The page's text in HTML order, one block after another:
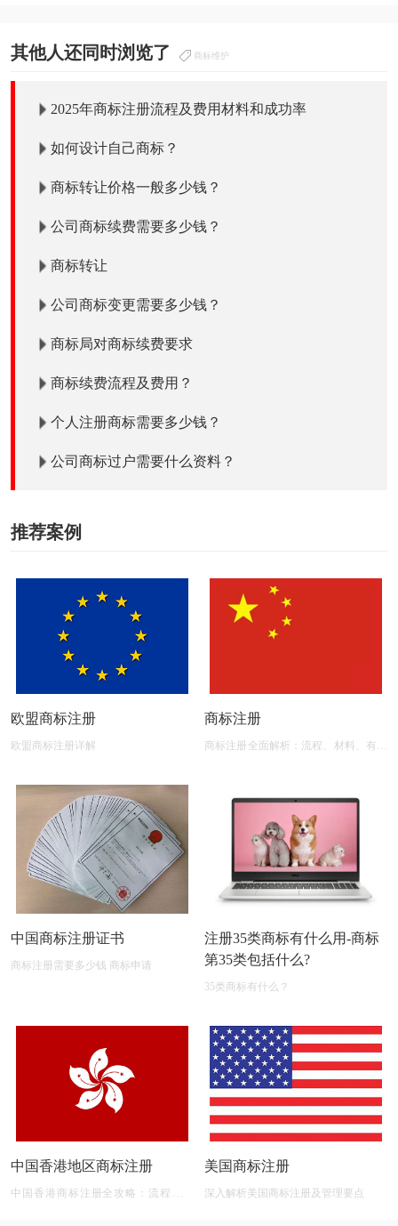
其他人还同时浏览了 商标维护
2025年商标注册流程及费用材料和成功率
如何设计自己商标？
商标转让价格一般多少钱？
公司商标续费需要多少钱？
商标转让
公司商标变更需要多少钱？
商标局对商标续费要求
商标续费流程及费用？
个人注册商标需要多少钱？
公司商标过户需要什么资料？
推荐案例
欧盟商标注册
欧盟商标注册详解
商标注册
商标注册全面解析：流程、材料、有效
中国商标注册证书
商标注册需要多少钱 商标申请
注册35类商标有什么用-商标
第35类包括什么?
35类商标有什么？
中国香港地区商标注册
中国香港商标注册全攻略：流程、材
美国商标注册
深入解析美国商标注册及管理要点